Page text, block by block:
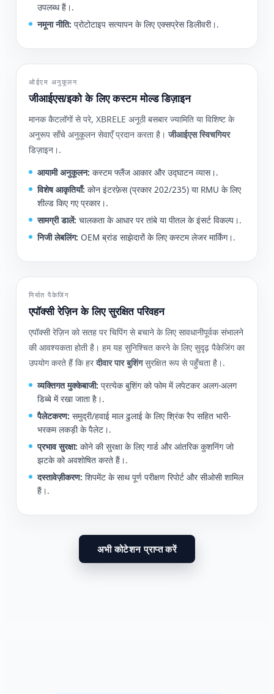
उपलब्ध हैं।.
नमूना नीति: प्रोटोटाइप सत्यापन के लिए एक्सप्रेस डिलीवरी।.
ओईएम अनुकूलन
जीआईएस/इको के लिए कस्टम मोल्ड डिज़ाइन
मानक कैटलॉगों से परे, XBRELE अनूठी बसबार ज्यामिति या विशिष्ट के
अनुरूप साँचे अनुकूलन सेवाएँ प्रदान करता है।जीआईएस स्विचगियर
डिज़ाइन।.
आयामी अनुकूलन: कस्टम फ्लैंज आकार और उद्घाटन व्यास।.
विशेष आकृतियाँ: कोन इंटरफ़ेस (प्रकार 202/235) या RMU के लिए
शील्ड किए गए प्रकार।.
सामग्री डालें: चालकता के आधार पर तांबे या पीतल के इंसर्ट विकल्प।.
निजी लेबलिंग: OEM ब्रांड साझेदारों के लिए कस्टम लेजर मार्किंग।.
निर्यात पैकेजिंग
एपॉक्सी रेज़िन के लिए सुरक्षित परिवहन
एपॉक्सी रेज़िन को सतह पर चिपिंग से बचाने के लिए सावधानीपूर्वक संभालने
की आवश्यकता होती है। हम यह सुनिश्चित करने के लिए सुदृढ़ पैकेजिंग का
उपयोग करते हैं कि हरदीवार पार बुशिंगसुरक्षित रूप से पहुँचता है।.
व्यक्तिगत मुक्केबाजी: प्रत्येक बुशिंग को फोम में लपेटकर अलग-अलग
डिब्बे में रखा जाता है।.
पैलेटकरण: समुद्री/हवाई माल ढुलाई के लिए श्रिंक रैप सहित भारी-
भरकम लकड़ी के पैलेट।.
प्रभाव सुरक्षा: कोने की सुरक्षा के लिए गार्ड और आंतरिक कुशनिंग जो
झटके को अवशोषित करते हैं।.
दस्तावेज़ीकरण: शिपमेंट के साथ पूर्ण परीक्षण रिपोर्ट और सीओसी शामिल
हैं।.
अभी कोटेशन प्राप्त करें